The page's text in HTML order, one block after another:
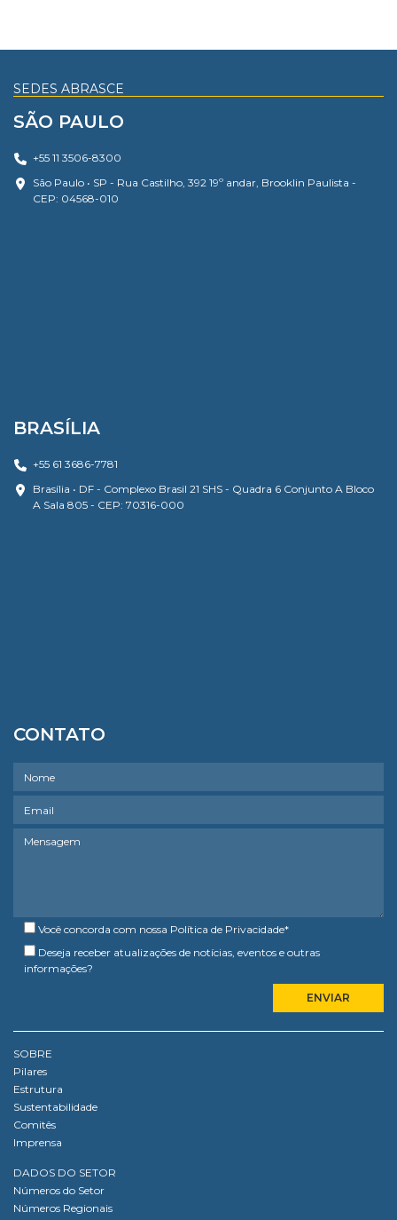
SEDES ABRASCE
SÃO PAULO
+55 11 3506-8300
São Paulo • SP - Rua Castilho, 392 19º andar, Brooklin Paulista -
CEP: 04568-010
BRASÍLIA
+55 61 3686-7781
Brasília • DF - Complexo Brasil 21 SHS - Quadra 6 Conjunto A Bloco
A Sala 805 - CEP: 70316-000
CONTATO
Você concorda com nossa Política de Privacidade*
Deseja receber atualizações de notícias, eventos e outras
informações?
SOBRE
Pilares
Estrutura
Sustentabilidade
Comitês
Imprensa
DADOS DO SETOR
Números do Setor
Números Regionais